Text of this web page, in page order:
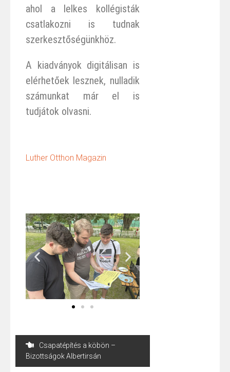
ahol a lelkes kollégisták
csatlakozni is tudnak
szerkesztőségünkhöz.
A kiadványok digitálisan is
elérhetőek lesznek, nulladik
számunkat már el is
tudjátok olvasni.
Luther Otthon Magazin
Csapatépítés a köbön –
Bizottságok Albertirsán